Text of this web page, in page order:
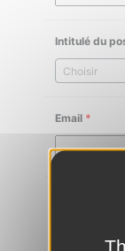
Intitulé du
Choisir
Email *